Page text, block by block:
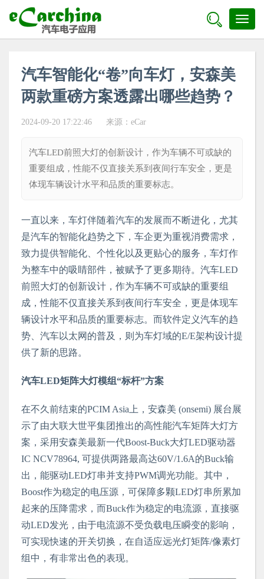
Toggle

汽车智能化“卷”向车灯，安森美
两款重磅方案透露出哪些趋势？
2024-09-20 17:22:46 来源： eCar
汽车LED前照大灯的创新设计，作为车辆不可或缺的
重要组成，性能不仅直接关系到夜间行车安全，更是
体现车辆设计水平和品质的重要标志。
一直以来，车灯伴随着汽车的发展而不断进化，尤其
是汽车的智能化趋势之下，车企更为重视消费需求，
致力提供智能化、个性化以及更贴心的服务，车灯作
为整车中的吸睛部件，被赋予了更多期待。汽车LED
前照大灯的创新设计，作为车辆不可或缺的重要组
成，性能不仅直接关系到夜间行车安全，更是体现车
辆设计水平和品质的重要标志。而软件定义汽车的趋
势、汽车以太网的普及，则为车灯域的E/E架构设计提
供了新的思路。
汽车LED矩阵大灯模组“标杆”方案
在不久前结束的PCIM Asia上，安森美 (onsemi) 展台展
示了由大联大世平集团推出的高性能汽车矩阵大灯方
案，采用安森美最新一代Boost-Buck大灯LED驱动器
IC NCV78964, 可提供两路最高达60V/1.6A的Buck输
出，能驱动LED灯串并支持PWM调光功能。其中，
Boost作为稳定的电压源，可保障多颗LED灯串所累加
起来的压降需求，而Buck作为稳定的电流源，直接驱
动LED发光，由于电流源不受负载电压瞬变的影响，
可实现快速的开关切换，在自适应远光灯矩阵/像素灯
组中，有非常出色的表现。